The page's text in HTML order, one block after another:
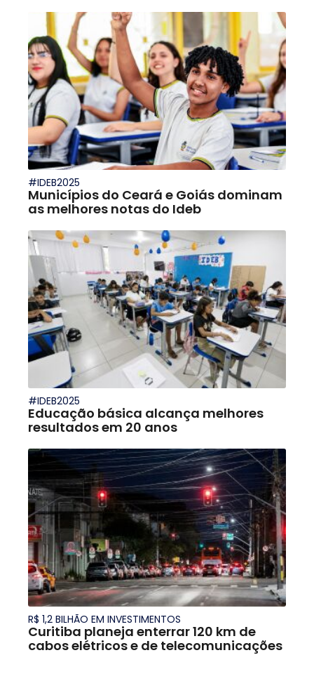
#IDEB2025
Municípios do Ceará e Goiás dominam
as melhores notas do Ideb
#IDEB2025
Educação básica alcança melhores
resultados em 20 anos
R$ 1,2 BILHÃO EM INVESTIMENTOS
Curitiba planeja enterrar 120 km de
cabos elétricos e de telecomunicações